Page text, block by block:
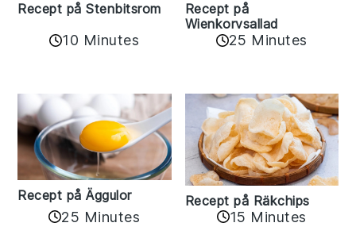
Recept på Stenbitsrom
10 Minutes
Recept på
Wienkorvsallad
25 Minutes
Recept på Äggulor
25 Minutes
Recept på Räkchips
15 Minutes